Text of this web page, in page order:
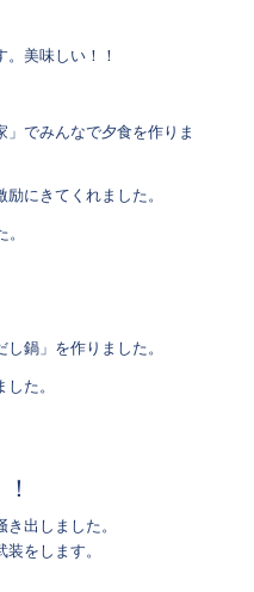
美味しい！！
でみんなで夕食を作りま
にきてくれました。
鍋」を作りました。
た。
出しました。
をします。